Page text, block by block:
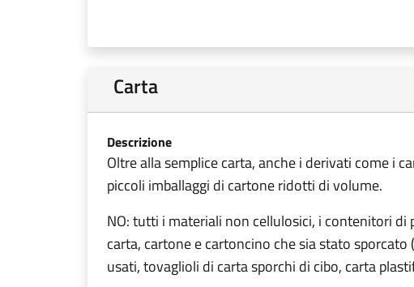
Carta
Descrizione
Oltre alla semplice carta, anche i derivati come i
piccoli imballaggi di cartone ridotti di volume.
NO: tutti i materiali non cellulosici, i contenitori
carta, cartone e cartoncino che sia stato
usati, tovaglioli di carta sporchi di cibo, carta